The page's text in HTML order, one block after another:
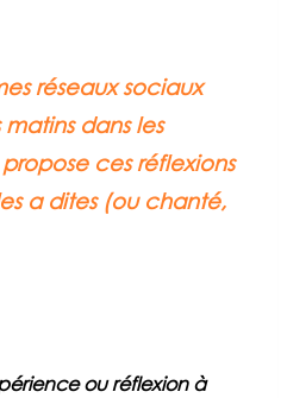
réseaux sociaux
dans les
ces réflexions
a dites (ou chanté,
ou réflexion à